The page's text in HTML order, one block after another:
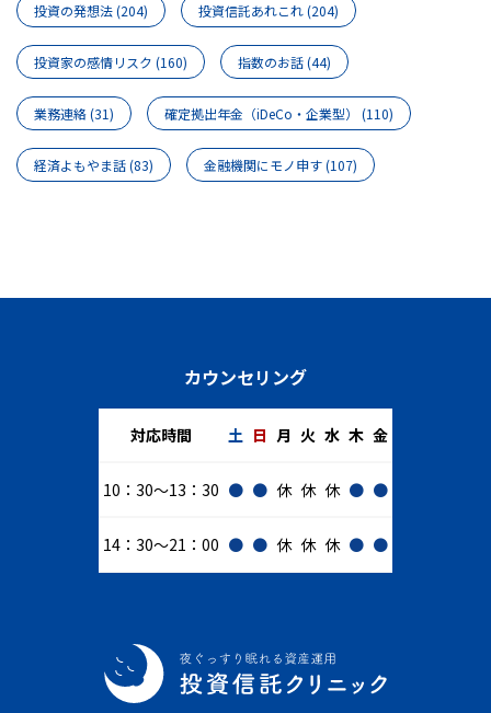
投資の発想法(204) 投資信託あれこれ(204)
投資家の感情リスク (160) 指数のお話(44)
業務連絡(31) 確定拠出年金（iDeCo・企業型） (110)
経済よもやま話(83) 金融機関にモノ申す(107)
カウンセリング
対応時間 土 日 月 火 水 木 金
10：30～13：30 ● ● 休 休 休 ● ●
14：30～21：00 ● ● 休 休 休 ● ●